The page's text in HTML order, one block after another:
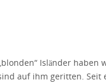
Isländer haben
auf ihm geritten. Seit